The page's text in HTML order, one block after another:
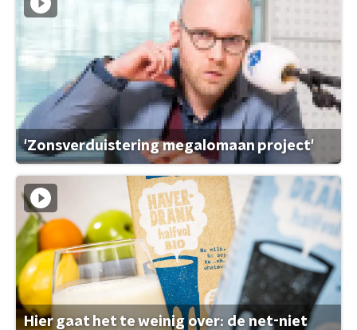
'Zonsverduistering megalomaan project'
Hier gaat het te weinig over: de net-niet